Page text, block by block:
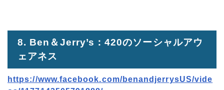
8. Ben＆Jerry’s：420のソーシャルアウ
ェアネス
https://www.facebook.com/benandjerrysUS/vide